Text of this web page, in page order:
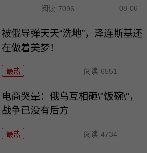
阅读 7096 08-06
被俄导弹天天“洗地”，泽连斯基还
在做着美梦！
最热 阅读 6551
电商哭晕：俄乌互相砸\"饭碗\"，
战争已没有后方
最热 阅读 4734